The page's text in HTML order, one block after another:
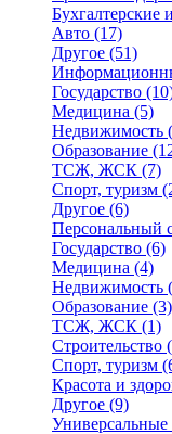
Бухгалтерские
Авто (17)
Другое (51)
Государство
Медицина (5)
Недвижимость
Образование
ТСЖ, ЖСК (7)
Спорт, туризм
Другое (6)
Персональный
Государство (6)
Медицина (4)
Недвижимость
Образование (3)
ТСЖ, ЖСК (1)
Строительство
Спорт, туризм
Красота и
Другое (9)
Универсальные